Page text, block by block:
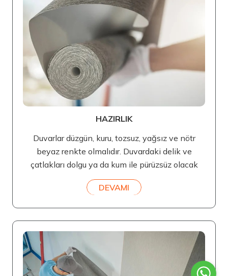
HAZIRLIK
Duvarlar düzgün, kuru, tozsuz, yağsız ve nötr
beyaz renkte olmalıdır. Duvardaki delik ve
çatlakları dolgu ya da kum ile pürüzsüz olacak
DEVAMI